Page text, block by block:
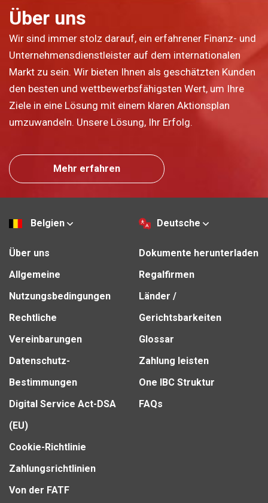
Über uns
Wir sind immer stolz darauf, ein erfahrener Finanz- und
Unternehmensdienstleister auf dem internationalen
Markt zu sein. Wir bieten Ihnen als geschätzten Kunden
den besten und wettbewerbsfähigsten Wert, um Ihre
Ziele in eine Lösung mit einem klaren Aktionsplan
umzuwandeln. Unsere Lösung, Ihr Erfolg.
Mehr erfahren
Belgien Deutsche
Über uns
Allgemeine
Nutzungsbedingungen
Rechtliche
Vereinbarungen
Datenschutz-
Bestimmungen
Digital Service Act-DSA
(EU)
Cookie-Richtlinie
Zahlungsrichtlinien
Von der FATF
Dokumente herunterladen
Regalfirmen
Länder /
Gerichtsbarkeiten
Glossar
Zahlung leisten
One IBC Struktur
FAQs